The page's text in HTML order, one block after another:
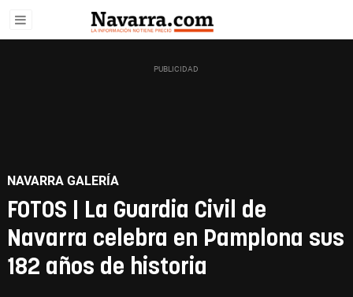
NAVARRA GALERÍA
FOTOS | La Guardia Civil de
Navarra celebra en Pamplona sus
182 años de historia